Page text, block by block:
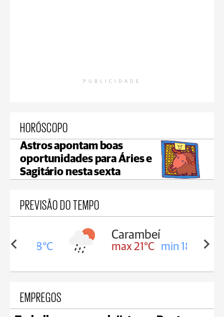
PUBLICIDADE
HORÓSCOPO
Astros apontam boas
oportunidades para Áries e
Sagitário nesta sexta
PREVISÃO DO TEMPO
18°C
Carambeí
max 21°C min 18°C
EMPREGOS